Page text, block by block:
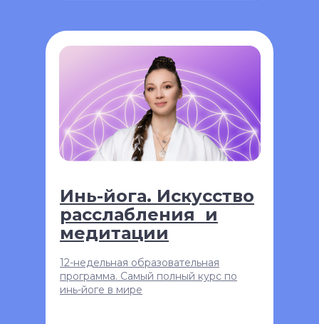
Инь-йога. Искусство
расслабления и
медитации
12-недельная образовательная
программа. Самый полный курс по
инь-йоге в мире